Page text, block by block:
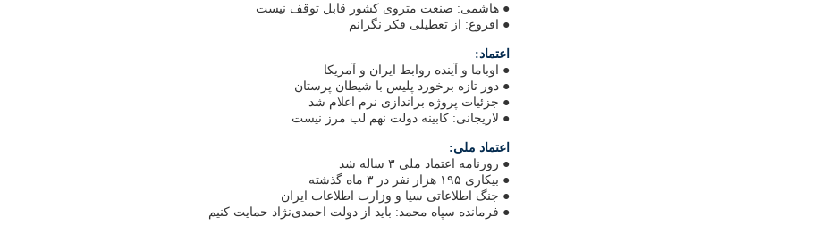
● هاشمی: صنعت متروی کشور قابل توقف نیست
● افروغ: از تعطیلی فکر نگرانم
اعتماد:
● اوباما و آینده روابط ایران و آمریکا
● دور تازه برخورد پلیس با شیطان پرستان
● جزئیات پروژه براندازی نرم اعلام شد
● لاریجانی: کابینه دولت نهم لب مرز نیست
اعتماد ملی:
● روزنامه اعتماد ملی ۳ ساله شد
● بیکاری ۱۹۵ هزار نفر در ۳ ماه گذشته
● جنگ اطلاعاتی سیا و وزارت اطلاعات ایران
● فرمانده سپاه محمد: باید از دولت احمدی‌نژاد حمایت کنیم